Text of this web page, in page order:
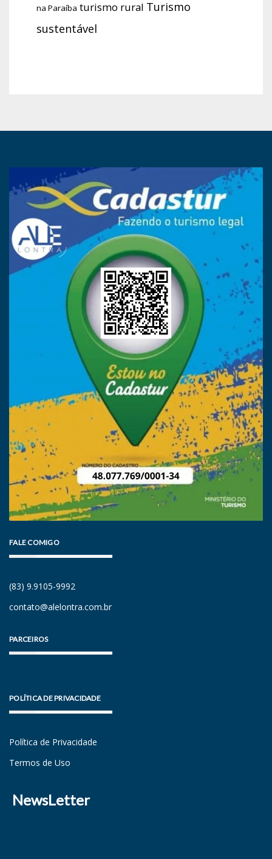
na Paraíba turismo rural Turismo
sustentável
FALE COMIGO
(83) 9.9105-9992
contato@alelontra.com.br
PARCEIROS
POLÍTICA DE PRIVACIDADE
Política de Privacidade
Termos de Uso
NewsLetter